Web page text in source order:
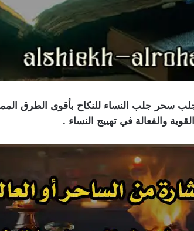
سحر جلب النساء للنكاح بأقوى الطرق
والفعالة في تهييج النساء .